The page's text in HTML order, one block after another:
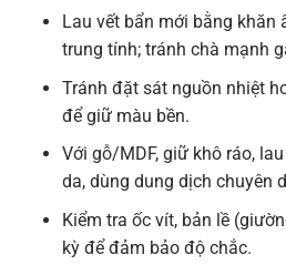
Lau vết bẩn mới bằng khăn
trung tính; tránh chà mạnh
Tránh đặt sát nguồn nhiệt
để giữ màu bền.
Với gỗ/MDF, giữ khô ráo,
da, dùng dung dịch chuyên
Kiểm tra ốc vít, bản lề
kỳ để đảm bảo độ chắc.